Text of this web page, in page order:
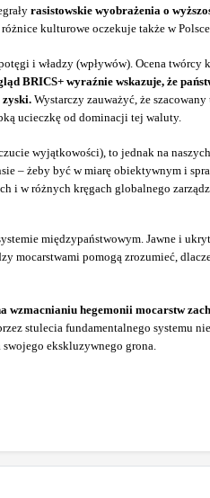
rasistowskie wyobrażenia o
kulturowe oczekuje także w Polsce
i władzy (wpływów). Ocena
BRICS+ wyraźnie wskazuje, że
zyski. Wystarczy zauważyć, że
ucieczkę od dominacji tej waluty.
wyjątkowości), to jednak na
– żeby być w miarę obiektywnym i
i w różnych kręgach globalnego
międzypaństwowym. Jawne i
pomogą zrozumieć,
hegemonii mocarstw
stulecia fundamentalnego systemu
ekskluzywnego grona.